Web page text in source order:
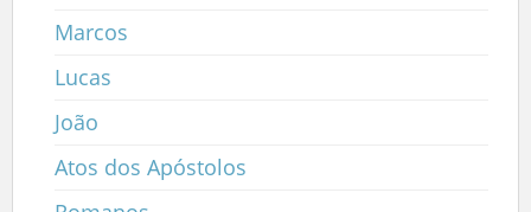
Marcos
Lucas
João
Atos dos Apóstolos